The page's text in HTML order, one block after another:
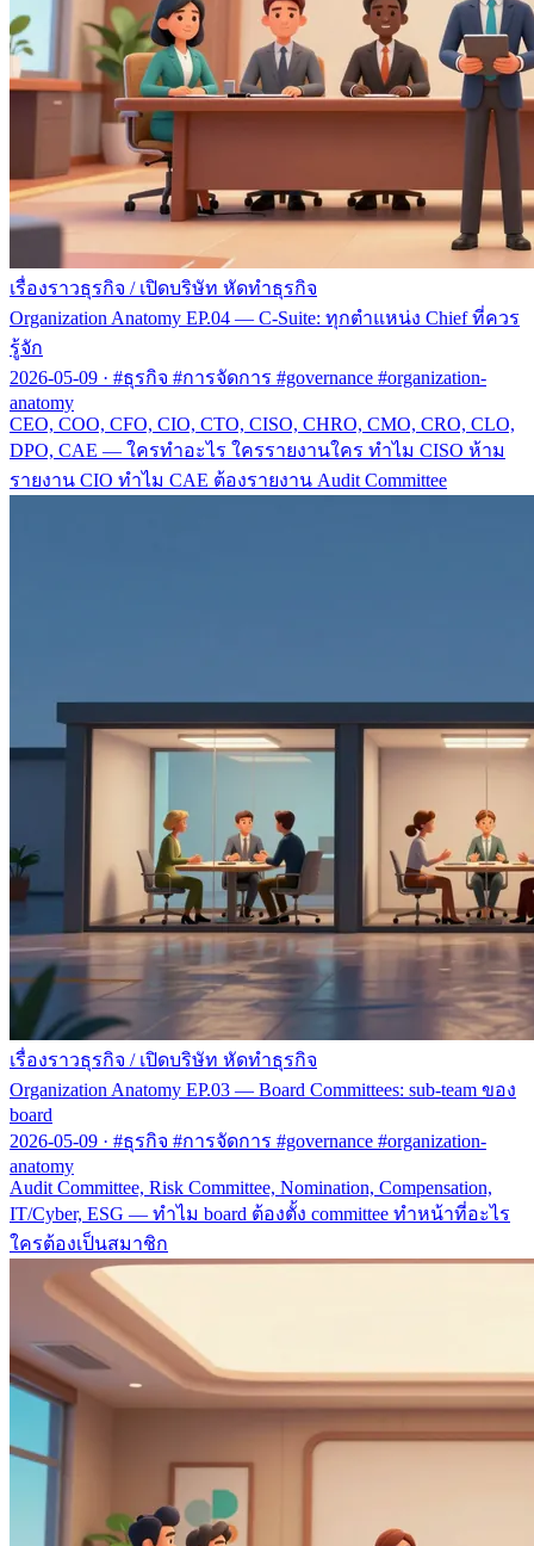
เรื่องราวธุรกิจ / เปิดบริษัท หัดทำธุรกิจ
Organization Anatomy EP.04 — C-Suite: ทุกตำแหน่ง Chief ที่ควร
รู้จัก
2026-05-09 · #ธุรกิจ #การจัดการ #governance #organization-
anatomy
CEO, COO, CFO, CIO, CTO, CISO, CHRO, CMO, CRO, CLO,
DPO, CAE — ใครทำอะไร ใครรายงานใคร ทำไม CISO ห้าม
รายงาน CIO ทำไม CAE ต้องรายงาน Audit Committee
เรื่องราวธุรกิจ / เปิดบริษัท หัดทำธุรกิจ
Organization Anatomy EP.03 — Board Committees: sub-team ของ
board
2026-05-09 · #ธุรกิจ #การจัดการ #governance #organization-
anatomy
Audit Committee, Risk Committee, Nomination, Compensation,
IT/Cyber, ESG — ทำไม board ต้องตั้ง committee ทำหน้าที่อะไร
ใครต้องเป็นสมาชิก